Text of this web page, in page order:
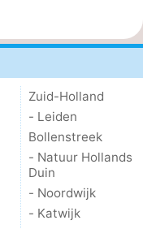
Zuid-Holland
- Leiden
Bollenstreek
- Natuur Hollands
Duin
- Noordwijk
- Katwijk